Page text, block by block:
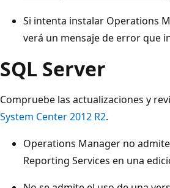
Si intenta instalar Operations
verá un mensaje de error que
SQL Server
Compruebe las actualizaciones y
System Center 2012 R2.
Operations Manager no
Reporting Services en una